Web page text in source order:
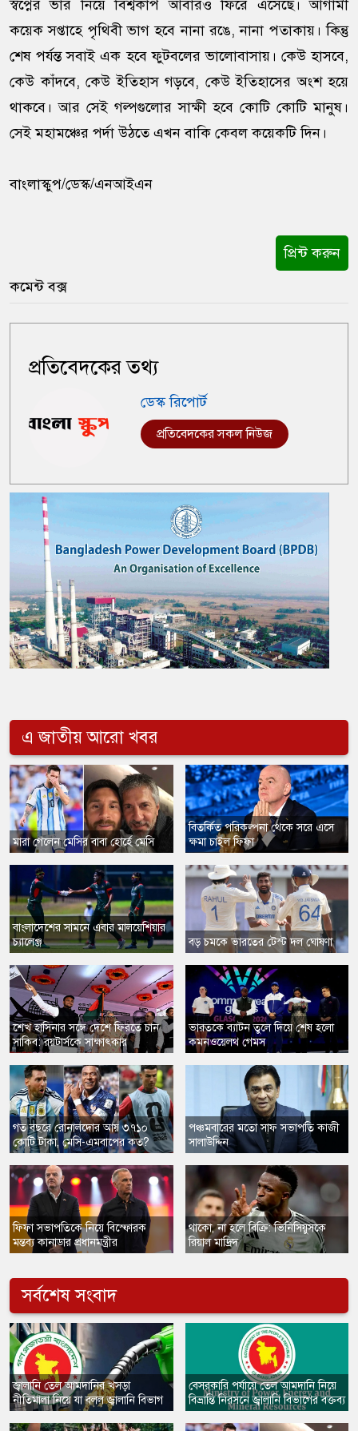
স্বপ্নের ভার নিয়ে বিশ্বকাপ আবারও ফিরে এসেছে। আগামী
কয়েক সপ্তাহে পৃথিবী ভাগ হবে নানা রঙে, নানা পতাকায়। কিন্তু
শেষ পর্যন্ত সবাই এক হবে ফুটবলের ভালোবাসায়। কেউ হাসবে,
কেউ কাঁদবে, কেউ ইতিহাস গড়বে, কেউ ইতিহাসের অংশ হয়ে
থাকবে। আর সেই গল্পগুলোর সাক্ষী হবে কোটি কোটি মানুষ।
সেই মহামঞ্চের পর্দা উঠতে এখন বাকি কেবল কয়েকটি দিন।
বাংলাস্কুপ/ডেস্ক/এনআইএন
প্রিন্ট করুন
কমেন্ট বক্স
প্রতিবেদকের তথ্য
ডেস্ক রিপোর্ট
প্রতিবেদকের সকল নিউজ
এ জাতীয় আরো খবর
মারা গেলেন মেসির বাবা হোর্হে মেসি
বাংলাদেশের সামনে এবার মালয়েশিয়ার
চ্যালেঞ্জ
​শেখ হাসিনার সঙ্গে দেশে ফিরতে চান
সাকিব: রয়টার্সকে সাক্ষাৎকার
গত বছরে রোনালদোর আয় ৩৭১০
কোটি টাকা, মেসি-এমবাপের কত?
ফিফা সভাপতিকে নিয়ে বিস্ফোরক
মন্তব্য কানাডার প্রধানমন্ত্রীর
​বিতর্কিত পরিকল্পনা থেকে সরে এসে
ক্ষমা চাইল ফিফা
বড় চমকে ভারতের টেস্ট দল ঘোষণা
ভারতকে ব্যাটন তুলে দিয়ে শেষ হলো
কমনওয়েলথ গেমস
পঞ্চমবারের মতো সাফ সভাপতি কাজী
সালাউদ্দিন
​থাকো, না হলে বিক্রি: ভিনিসিয়ুসকে
রিয়াল মাদ্রিদ
সর্বশেষ সংবাদ
জ্বালানি তেল আমদানির খসড়া
নীতিমালা নিয়ে যা বলল জ্বালানি বিভাগ
বেসরকারি পর্যায়ে তেল আমদানি নিয়ে
বিভ্রান্তি নিরসনে জ্বালানি বিভাগের বক্তব্য